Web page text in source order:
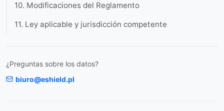
10. Modificaciones del Reglamento
11. Ley aplicable y jurisdicción competente
¿Preguntas sobre los datos?
biuro@eshield.pl